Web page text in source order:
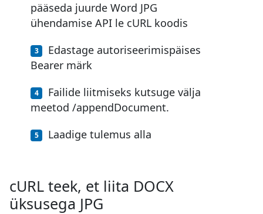
pääseda juurde Word JPG
ühendamise API le cURL koodis
Edastage autoriseerimispäises
Bearer märk
Failide liitmiseks kutsuge välja
meetod /appendDocument.
Laadige tulemus alla
cURL teek, et liita DOCX
üksusega JPG